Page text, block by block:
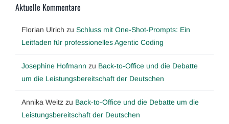
Aktuelle Kommentare
Florian Ulrich zu Schluss mit One-Shot-Prompts: Ein
Leitfaden für professionelles Agentic Coding
Josephine Hofmann zu Back-to-Office und die Debatte
um die Leistungsbereitschaft der Deutschen
Annika Weitz zu Back-to-Office und die Debatte um die
Leistungsbereitschaft der Deutschen